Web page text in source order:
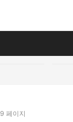
9 페이지